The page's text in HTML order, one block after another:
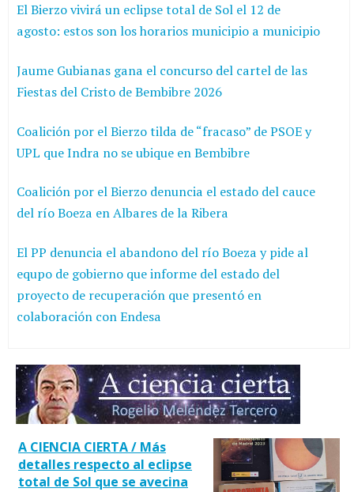
El Bierzo vivirá un eclipse total de Sol el 12 de
agosto: estos son los horarios municipio a municipio
Jaume Gubianas gana el concurso del cartel de las
Fiestas del Cristo de Bembibre 2026
Coalición por el Bierzo tilda de “fracaso” de PSOE y
UPL que Indra no se ubique en Bembibre
Coalición por el Bierzo denuncia el estado del cauce
del río Boeza en Albares de la Ribera
El PP denuncia el abandono del río Boeza y pide al
equpo de gobierno que informe del estado del
proyecto de recuperación que presentó en
colaboración con Endesa
A CIENCIA CIERTA / Más
detalles respecto al eclipse
total de Sol que se avecina